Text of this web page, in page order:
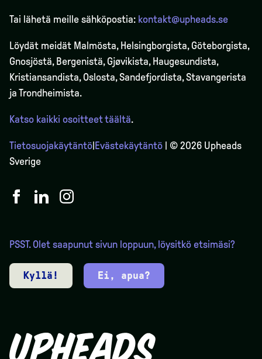
Tai lähetä meille sähköpostia: kontakt@upheads.se
Löydät meidät Malmösta, Helsingborgista, Göteborgista,
Gnosjöstä, Bergenistä,Gjøvikista, Haugesundista,
Kristiansandista, Oslosta, Sandefjordista, Stavangerista
ja Trondheimista.
Katso kaikki osoitteet täältä.
Tietosuojakäytäntö Evästekäytäntö | © 2026 Upheads
Sverige
PSST. Olet saapunut sivun loppuun, löysitkö etsimäsi?
Kyllä! Ei, apua?